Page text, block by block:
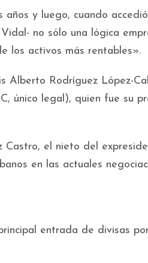
años y luego, cuando
no sólo una lógica
los activos más rentables».
Alberto Rodríguez López-
único legal), quien fue su
Castro, el nieto del
en las actuales
entrada de divisas